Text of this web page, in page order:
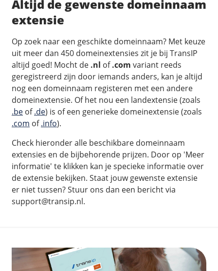
Fast Installs
Netwerk
Infrastructuur
BladeVPS
PerformanceVPS
Altijd de gewenste domeinnaam
extensie
Op zoek naar een geschikte domeinnaam? Met keuze
uit meer dan 450 domeinextensies zit je bij TransIP
altijd goed! Mocht de .nl of.com variant reeds
geregistreerd zijn door iemands anders, kan je altijd
nog een domeinnaam registeren met een andere
domeinextensie. Of het nou een landextensie (zoals
.be of.de) is of een generieke domeinextensie (zoals
.com of.info).
Check hieronder alle beschikbare domeinnaam
extensies en de bijbehorende prijzen. Door op 'Meer
informatie' te klikken kan je specieke informatie over
de extensie bekijken. Staat jouw gewenste extensie
er niet tussen? Stuur ons dan een bericht via
support@transip.nl.